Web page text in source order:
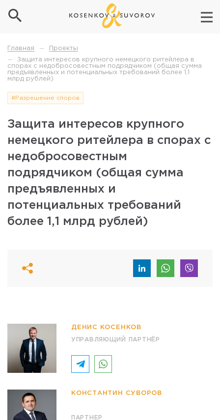
Главная — Проекты
—
Защита интересов крупного немецкого ритейлера в
спорах с недобросовестным подрядчиком (общая сумма
предъявленных и потенциальных требований более 1,1
млрд рублей)
#Разрешение споров
Защита интересов крупного
немецкого ритейлера в спорах с
недобросовестным
подрядчиком (общая сумма
предъявленных и
потенциальных требований
более 1,1 млрд рублей)
ДЕНИС КОСЕНКОВ
УПРАВЛЯЮЩИЙ ПАРТНЁР
КОНСТАНТИН СУВОРОВ
ПАРТНЕР